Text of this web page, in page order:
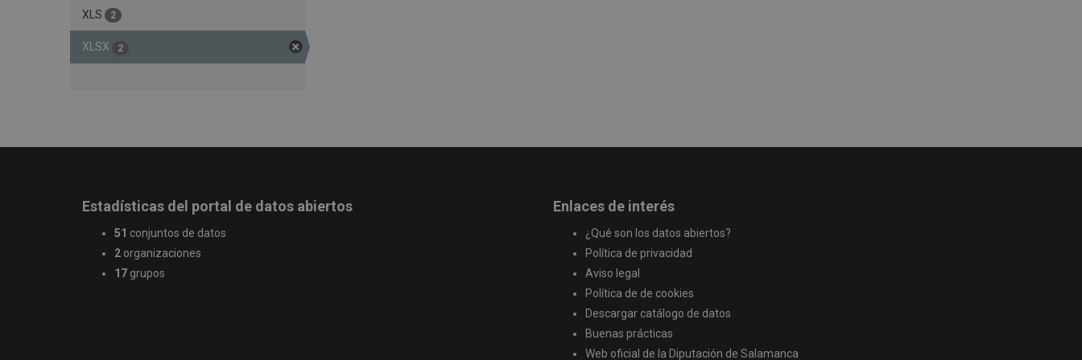
XLS 2
XLSX 2
Estadísticas del portal de datos abiertos
51 conjuntos de datos
2 organizaciones
17 grupos
Enlaces de interés
¿Qué son los datos abiertos?
Política de privacidad
Aviso legal
Política de de cookies
Descargar catálogo de datos
Buenas prácticas
Web oficial de la Diputación de Salamanca